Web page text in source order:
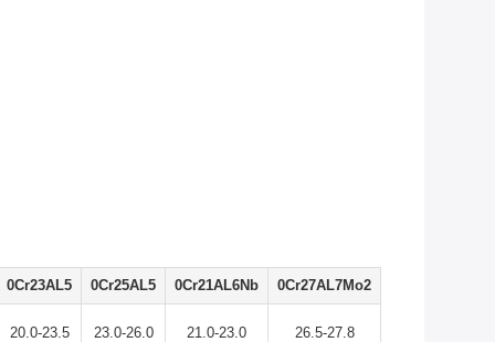
0Cr23AL5 0Cr25AL5 0Cr21AL6Nb 0Cr27AL7Mo2
20.0-23.5 23.0-26.0 21.0-23.0 26.5-27.8